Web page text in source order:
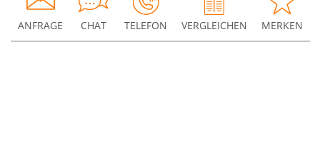
ANFRAGE CHAT TELEFON VERGLEICHEN MERKEN